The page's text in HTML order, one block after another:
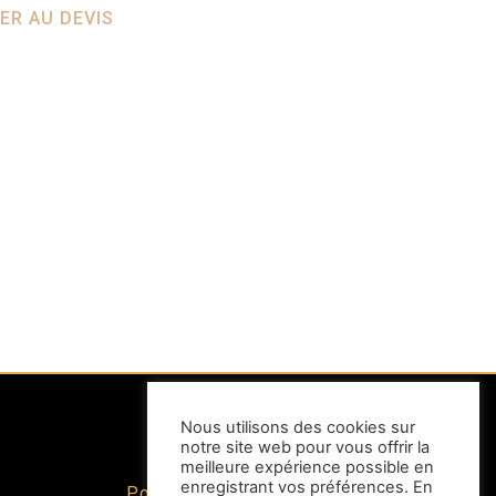
AU DEVIS
INFORMATIONS
Nous utilisons des cookies sur
notre site web pour vous offrir la
meilleure expérience possible en
enregistrant vos préférences. En